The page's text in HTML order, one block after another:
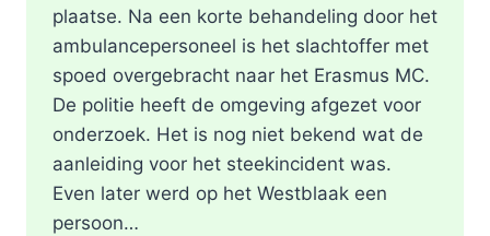
plaatse. Na een korte behandeling door het
ambulancepersoneel is het slachtoffer met
spoed overgebracht naar het Erasmus MC.
De politie heeft de omgeving afgezet voor
onderzoek. Het is nog niet bekend wat de
aanleiding voor het steekincident was.
Even later werd op het Westblaak een
persoon…